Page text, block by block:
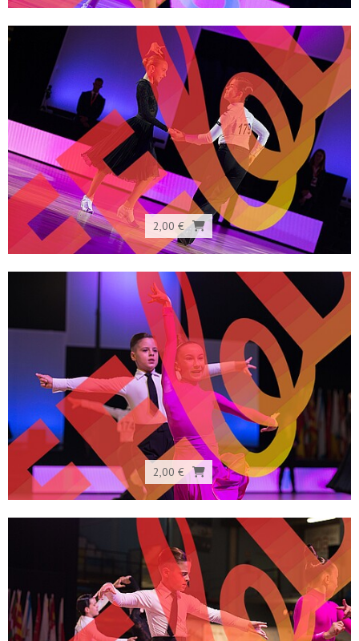
2,00 €
2,00 €